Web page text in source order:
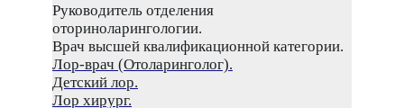
Руководитель отделения
оториноларингологии.
Врач высшей квалификационной категории.
Лор-врач (Отоларинголог).
Детский лор.
Лор хирург.